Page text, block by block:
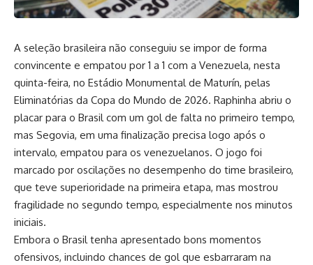
A seleção brasileira não conseguiu se impor de forma
convincente e empatou por 1 a 1 com a Venezuela, nesta
quinta-feira, no Estádio Monumental de Maturín, pelas
Eliminatórias da Copa do Mundo de 2026. Raphinha abriu o
placar para o Brasil com um gol de falta no primeiro tempo,
mas Segovia, em uma finalização precisa logo após o
intervalo, empatou para os venezuelanos. O jogo foi
marcado por oscilações no desempenho do time brasileiro,
que teve superioridade na primeira etapa, mas mostrou
fragilidade no segundo tempo, especialmente nos minutos
iniciais.
Embora o Brasil tenha apresentado bons momentos
ofensivos, incluindo chances de gol que esbarraram na